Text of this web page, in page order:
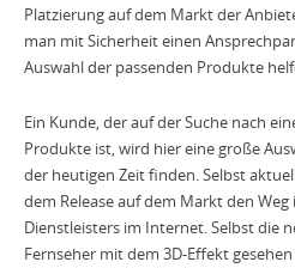
Platzierung auf dem Markt der
man mit Sicherheit einen
Auswahl der passenden Produkte
Ein Kunde, der auf der Suche nach
Produkte ist, wird hier eine große
der heutigen Zeit finden. Selbst
dem Release auf dem Markt den
Dienstleisters im Internet. Selbst die
Fernseher mit dem 3D-Effekt